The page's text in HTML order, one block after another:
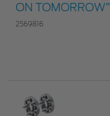
ON TOMORROW”
2569816